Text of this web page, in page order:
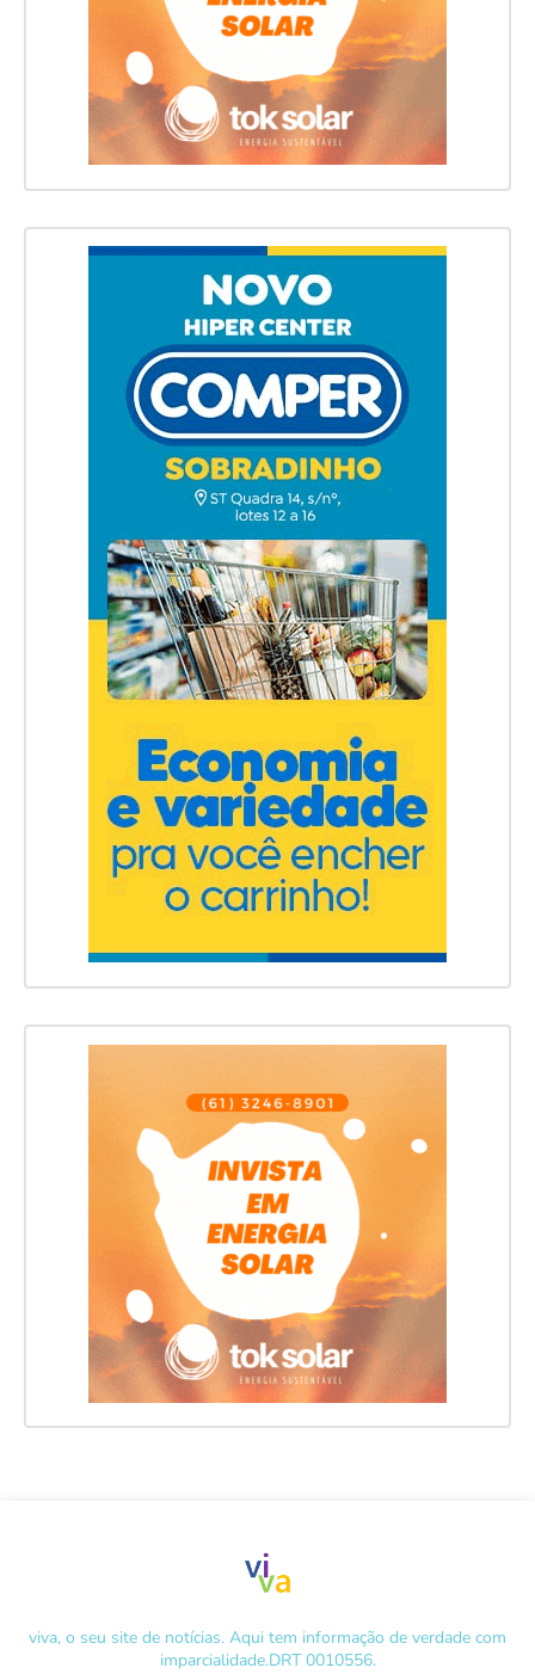
viva, o seu site de notícias. Aqui tem informação de verdade com
imparcialidade.DRT 0010556.